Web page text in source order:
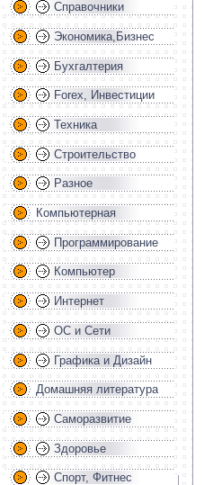
Справочники
Экономика,Бизнес
Бухгалтерия
Forex, Инвестиции
Техника
Строительство
Разное
Компьютерная
Программирование
Компьютер
Интернет
ОС и Сети
Графика и Дизайн
Домашняя литература
Саморазвитие
Здоровье
Спорт, Фитнес